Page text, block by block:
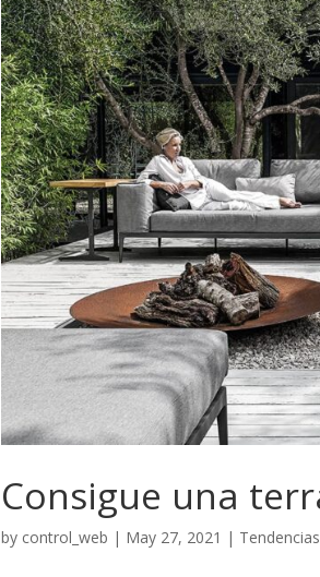
Consigue una
by control_web | May 27, 2021 | Tendencias